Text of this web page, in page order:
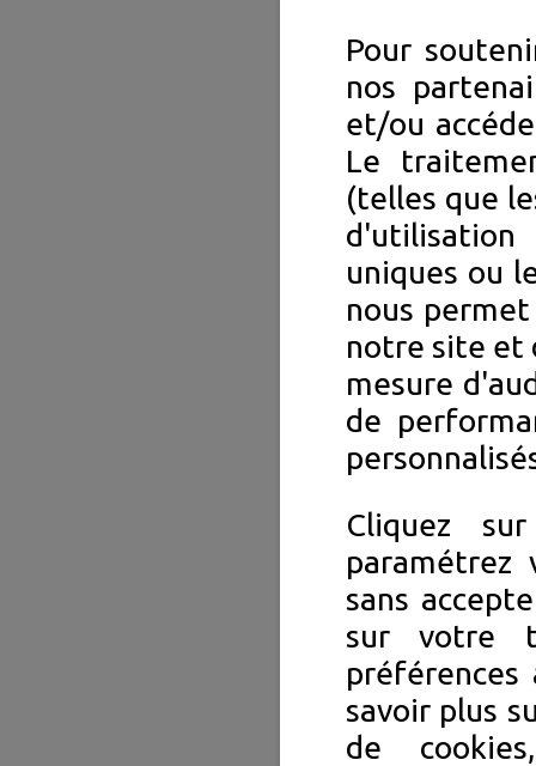
Pour
nos
et/ou
Le
(telles que
d'utilisation
uniques ou
nous
notre site et
mesure
de
Cliquez
paramétrez
sans
sur votre
savoir plus
de